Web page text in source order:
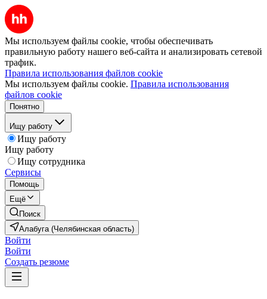
Мы используем файлы cookie, чтобы обеспечивать
правильную работу нашего веб-сайта и анализировать сетевой
трафик.
Правила использования файлов cookie
Мы используем файлы cookie. Правила использования
файлов cookie
Понятно
Ищу работу
Ищу работу
Ищу работу
Ищу сотрудника
Сервисы
Помощь
Ещё
Поиск
Алабуга (Челябинская область)
Войти
Войти
Создать резюме